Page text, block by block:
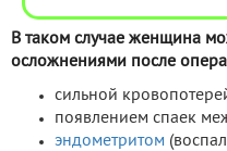
В таком случае женщина
осложнениями после
сильной
появлением спаек
эндометритом